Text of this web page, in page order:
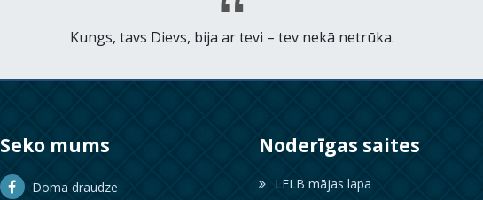
Kungs, tavs Dievs, bija ar tevi – tev nekā netrūka.
Seko mums
Doma draudze
Noderīgas saites
LELB mājas lapa